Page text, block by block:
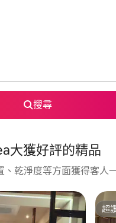
搜尋
大獲好評的精品
乾淨度等方面獲得客人
超
超